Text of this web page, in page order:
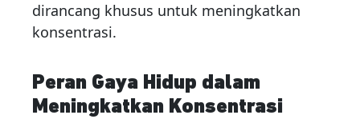
dirancang khusus untuk meningkatkan
konsentrasi.
Peran Gaya Hidup dalam
Meningkatkan Konsentrasi